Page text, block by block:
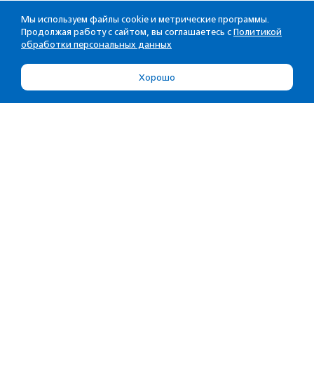
Мы используем файлы cookie и метрические программы.
Продолжая работу с сайтом, вы соглашаетесь с Политикой
обработки персональных данных
Хорошо